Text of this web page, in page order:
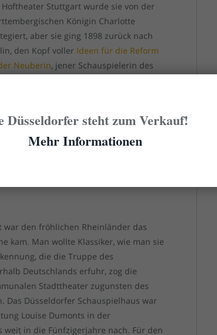
Hoftheater Stuttgart wurde sie von der
Königin Charlotte
aber sie ging 1898 zurück nach
den Kopf voller Ideen für die Reform
Neuberin, jener Schauspielerin des
zum höfischen Schauspiel
ein eigenes Theater, das nach ihren
zu gründen, scheiterte
mit Gustav Lindemann die
ihr ganzes Geld steckten. Zum
sodass es zahlreiche wirtschaftliche
Luegs und der Poensgens.
war den fröhlichen Rheinländer das
kam. Man wollte Klassiker, wie man sie
die die Truppe des
Deutschlands erfuhr, zog die
Stadttheater zugunsten des
Das Düsseldorfer Schauspielhaus war
Louise Dumonts in der
in die Fünfzigerjahre nach. Für den
Düsseldorfer steht zum Verkauf!
Mehr Informationen